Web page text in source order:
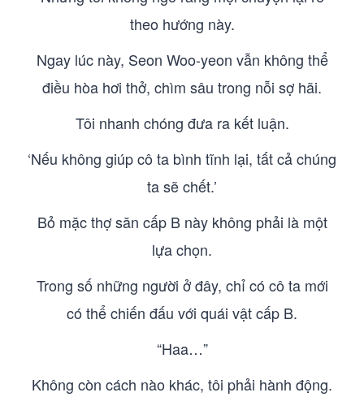
theo hướng này.
Ngay lúc này, Seon Woo-yeon vẫn không thể
điều hòa hơi thở, chìm sâu trong nỗi sợ hãi.
Tôi nhanh chóng đưa ra kết luận.
‘Nếu không giúp cô ta bình tĩnh lại, tất cả chúng
ta sẽ chết.’
Bỏ mặc thợ săn cấp B này không phải là một
lựa chọn.
Trong số những người ở đây, chỉ có cô ta mới
có thể chiến đấu với quái vật cấp B.
“Haa…”
Không còn cách nào khác, tôi phải hành động.